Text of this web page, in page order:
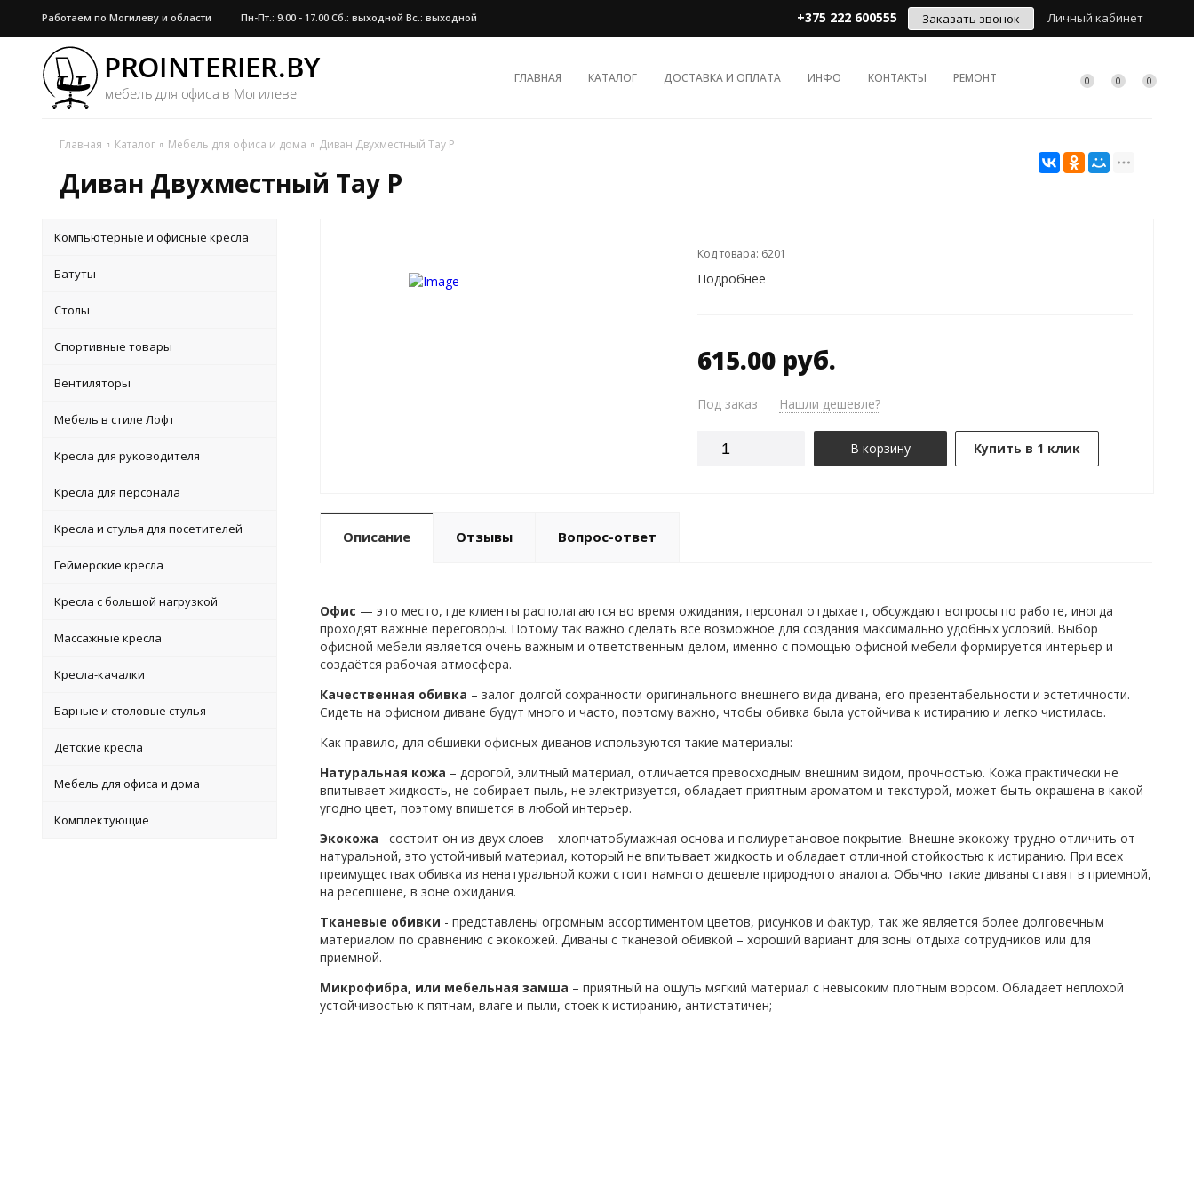
Работаем по Могилеву и области Пн-Пт.: 9.00 - 17.00 Сб.: выходной Вс.: выходной Личный кабинет
Заказать звонок
+375 222 600555
ГЛАВНАЯ КАТАЛОГ ДОСТАВКА И ОПЛАТА ИНФО КОНТАКТЫ РЕМОНТ 0 0 0
Главная Каталог Мебель для офиса и дома Диван Двухместный Тау Р
Диван Двухместный Тау Р
Компьютерные и офисные кресла
Батуты
Столы
Спортивные товары
Вентиляторы
Мебель в стиле Лофт
Кресла для руководителя
Кресла для персонала
Кресла и стулья для посетителей
Геймерские кресла
Кресла с большой нагрузкой
Массажные кресла
Кресла-качалки
Барные и столовые стулья
Детские кресла
Мебель для офиса и дома
Комплектующие
Код товара: 6201
Подробнее
615.00 руб.
Под заказ Нашли дешевле?
В корзину Купить в 1 клик
Описание Отзывы Вопрос-ответ
Офис — это место, где клиенты располагаются во время ожидания, персонал отдыхает, обсуждают вопросы по работе, иногда
проходят важные переговоры. Потому так важно сделать всё возможное для создания максимально удобных условий. Выбор
офисной мебели является очень важным и ответственным делом, именно с помощью офисной мебели формируется интерьер и
создаётся рабочая атмосфера.
Качественная обивка – залог долгой сохранности оригинального внешнего вида дивана, его презентабельности и эстетичности.
Сидеть на офисном диване будут много и часто, поэтому важно, чтобы обивка была устойчива к истиранию и легко чистилась.
Как правило, для обшивки офисных диванов используются такие материалы:
Натуральная кожа – дорогой, элитный материал, отличается превосходным внешним видом, прочностью. Кожа практически не
впитывает жидкость, не собирает пыль, не электризуется, обладает приятным ароматом и текстурой, может быть окрашена в какой
угодно цвет, поэтому впишется в любой интерьер.
Экокожа– состоит он из двух слоев – хлопчатобумажная основа и полиуретановое покрытие. Внешне экокожу трудно отличить от
натуральной, это устойчивый материал, который не впитывает жидкость и обладает отличной стойкостью к истиранию. При всех
преимуществах обивка из ненатуральной кожи стоит намного дешевле природного аналога. Обычно такие диваны ставят в приемной,
на ресепшене, в зоне ожидания.
Тканевые обивки - представлены огромным ассортиментом цветов, рисунков и фактур, так же является более долговечным
материалом по сравнению с экокожей. Диваны с тканевой обивкой – хороший вариант для зоны отдыха сотрудников или для
приемной.
Микрофибра, или мебельная замша – приятный на ощупь мягкий материал с невысоким плотным ворсом. Обладает неплохой
устойчивостью к пятнам, влаге и пыли, стоек к истиранию, антистатичен;